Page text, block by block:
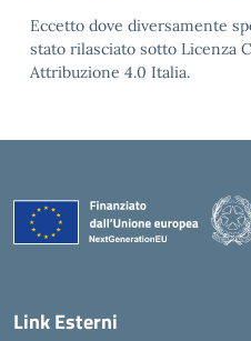
Eccetto dove diversamente
stato rilasciato sotto Licenza
Attribuzione 4.0 Italia.
Link Esterni